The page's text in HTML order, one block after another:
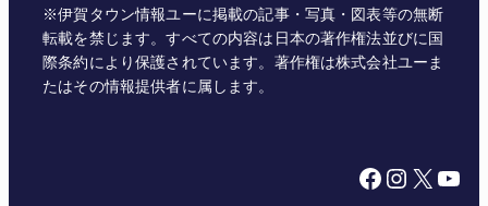
※伊賀タウン情報ユーに掲載の記事・写真・図表等の無断
転載を禁じます。すべての内容は日本の著作権法並びに国
際条約により保護されています。著作権は株式会社ユーま
たはその情報提供者に属します。
Facebook Instagram X YouTube